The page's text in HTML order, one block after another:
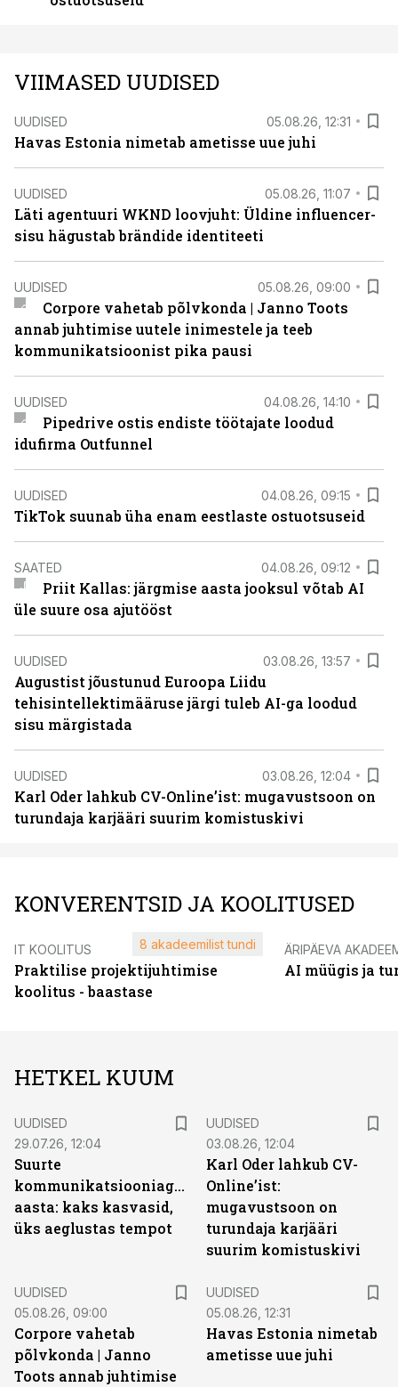
VIIMASED UUDISED
UUDISED 05.08.26, 12:31
Havas Estonia nimetab ametisse uue juhi
UUDISED 05.08.26, 11:07
Läti agentuuri WKND loovjuht: Üldine influencer-
sisu hägustab brändide identiteeti
UUDISED 05.08.26, 09:00
Corpore vahetab põlvkonda | Janno Toots
annab juhtimise uutele inimestele ja teeb
kommunikatsioonist pika pausi
UUDISED 04.08.26, 14:10
Pipedrive ostis endiste töötajate loodud
idufirma Outfunnel
UUDISED 04.08.26, 09:15
TikTok suunab üha enam eestlaste ostuotsuseid
SAATED 04.08.26, 09:12
Priit Kallas: järgmise aasta jooksul võtab AI
üle suure osa ajutööst
UUDISED 03.08.26, 13:57
Augustist jõustunud Euroopa Liidu
tehisintellektimääruse järgi tuleb AI-ga loodud
sisu märgistada
UUDISED 03.08.26, 12:04
Karl Oder lahkub CV-Online’ist: mugavustsoon on
turundaja karjääri suurim komistuskivi
KONVERENTSID JA KOOLITUSED
IT KOOLITUS
Praktilise projektijuhtimise
koolitus - baastase
8 akadeemilist tundi ÄRIPÄEVA
AI müügis ja
HETKEL KUUM
UUDISED
29.07.26, 12:04
Suurte
kommunikatsiooniagentuuride
aasta: kaks kasvasid,
üks aeglustas tempot
UUDISED
03.08.26, 12:04
Karl Oder lahkub CV-
Online’ist:
mugavustsoon on
turundaja karjääri
suurim komistuskivi
UUDISED
05.08.26, 09:00
Corpore vahetab
põlvkonda | Janno
Toots annab juhtimise
UUDISED
05.08.26, 12:31
Havas Estonia nimetab
ametisse uue juhi